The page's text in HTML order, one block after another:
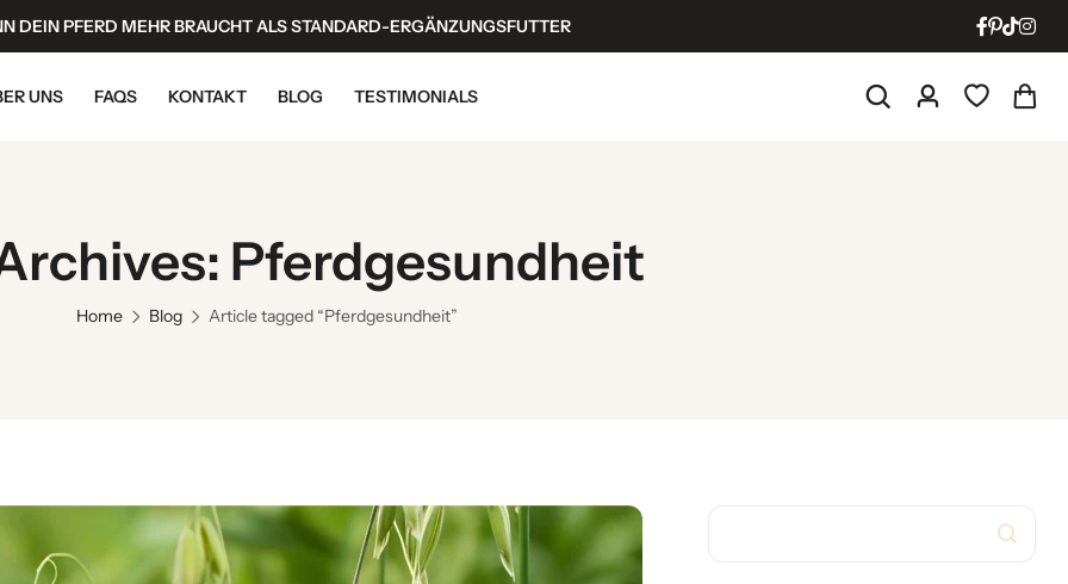
DEIN PFERD MEHR BRAUCHT ALS STANDARD-ERGÄNZUNGSFUTTER
UNS FAQS KONTAKT BLOG TESTIMONIALS
Pferdgesundheit
Home Blog Article tagged “Pferdgesundheit”